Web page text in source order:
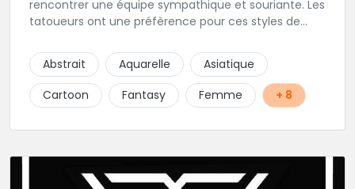
rencontrer une équipe sympathique et souriante. Les
tatoueurs ont une préfèrence pour ces styles de
culture et traits fins. Foncez !
Abstrait Aquarelle
Asiatique
Cartoon
Fantasy Femme + 8